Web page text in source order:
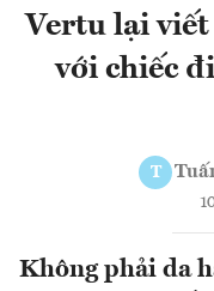
Vertu lại
với chiếc
T
Không phải da